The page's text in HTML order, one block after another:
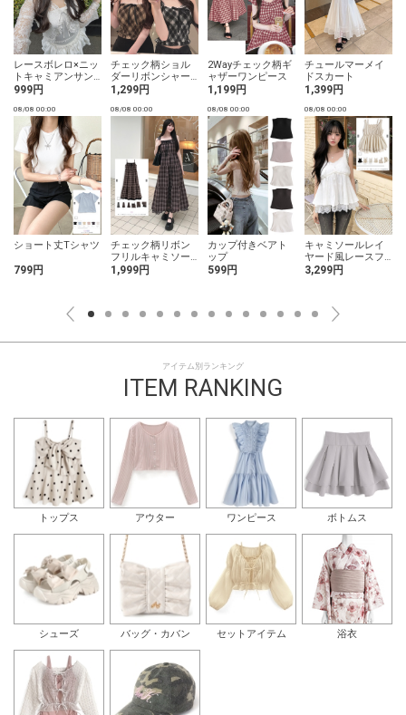
レースボレロ×ニッ
トキャミアンサン
ブル
999円
チェック柄ショル
ダーリボンシャー
リングキャミソー
1,299円
2Wayチェック柄ギ
ャザーワンピース
1,199円
チュールマーメイ
ドスカート
1,399円
08/08 00:00
ショート丈Tシャツ
799円
08/08 00:00
チェック柄リボン
フリルキャミソー
ルワンピース
1,999円
08/08 00:00
カップ付きベアト
ップ
599円
08/08 00:00
キャミソールレイ
ヤード風レースフ
レアトップス
3,299円
アイテム別ランキング
ITEM RANKING
トップス アウター ワンピース ボトムス
シューズ バッグ・カバン セットアイテム 浴衣